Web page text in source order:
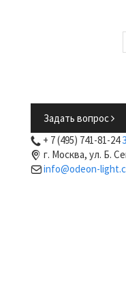
Задать вопрос
+ 7 (495) 741-81-24
г. Москва, ул. Б.
info@odeon-